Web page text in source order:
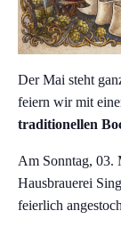
Der Mai steht
feiern wir mit
traditionellen
Am Sonntag, 03.
Hausbrauerei
feierlich